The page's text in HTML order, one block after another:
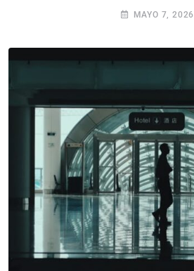
MAYO 7, 2026